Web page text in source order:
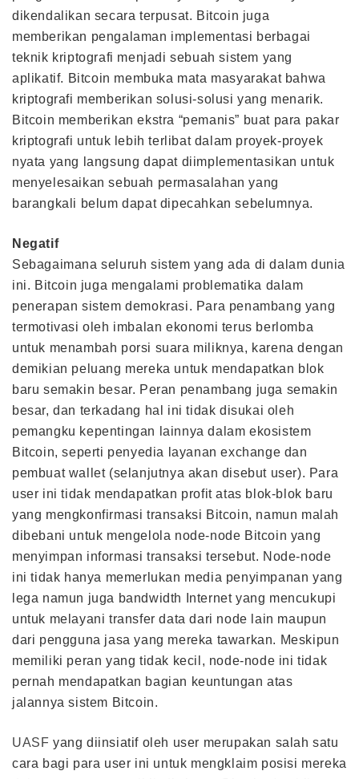
dikendalikan secara terpusat. Bitcoin juga
memberikan pengalaman implementasi berbagai
teknik kriptografi menjadi sebuah sistem yang
aplikatif. Bitcoin membuka mata masyarakat bahwa
kriptografi memberikan solusi-solusi yang menarik.
Bitcoin memberikan ekstra “pemanis” buat para pakar
kriptografi untuk lebih terlibat dalam proyek-proyek
nyata yang langsung dapat diimplementasikan untuk
menyelesaikan sebuah permasalahan yang
barangkali belum dapat dipecahkan sebelumnya.
Negatif
Sebagaimana seluruh sistem yang ada di dalam dunia
ini. Bitcoin juga mengalami problematika dalam
penerapan sistem demokrasi. Para penambang yang
termotivasi oleh imbalan ekonomi terus berlomba
untuk menambah porsi suara miliknya, karena dengan
demikian peluang mereka untuk mendapatkan blok
baru semakin besar. Peran penambang juga semakin
besar, dan terkadang hal ini tidak disukai oleh
pemangku kepentingan lainnya dalam ekosistem
Bitcoin, seperti penyedia layanan exchange dan
pembuat wallet (selanjutnya akan disebut user). Para
user ini tidak mendapatkan profit atas blok-blok baru
yang mengkonfirmasi transaksi Bitcoin, namun malah
dibebani untuk mengelola node-node Bitcoin yang
menyimpan informasi transaksi tersebut. Node-node
ini tidak hanya memerlukan media penyimpanan yang
lega namun juga bandwidth Internet yang mencukupi
untuk melayani transfer data dari node lain maupun
dari pengguna jasa yang mereka tawarkan. Meskipun
memiliki peran yang tidak kecil, node-node ini tidak
pernah mendapatkan bagian keuntungan atas
jalannya sistem Bitcoin.
UASF yang diinsiatif oleh user merupakan salah satu
cara bagi para user ini untuk mengklaim posisi mereka